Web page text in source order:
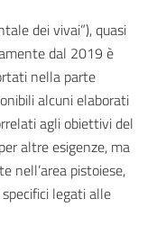
dei vivai”), quasi
dal 2019 è
nella parte
alcuni elaborati
agli obiettivi del
altre esigenze, ma
nell’area pistoiese,
legati alle